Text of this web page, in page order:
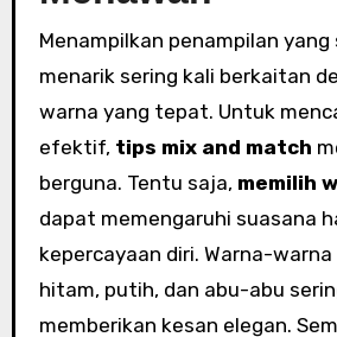
Menampilkan penampilan
menarik sering kali berkaitan
warna yang tepat. Untuk
efektif, tips mix and match
berguna. Tentu saja, memilih
dapat memengaruhi suasana
kepercayaan diri. Warna-
hitam, putih, dan abu-abu
memberikan kesan elegan.